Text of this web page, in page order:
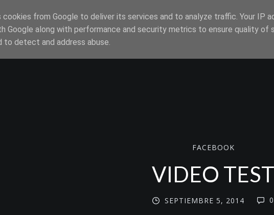
FACEBOOK
VIDEO TEST
SEPTIEMBRE 5, 2014 0
cookies from Google to deliver its services and to analyze traffic. Your IP
Google along with performance and security metrics to ensure quality of
to detect and address abuse.